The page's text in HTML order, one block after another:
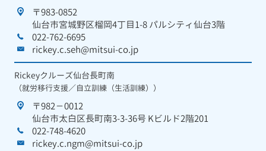
〒983-0852
仙台市宮城野区榴岡4丁目1-8 パルシティ仙台3階
022-762-6695
rickey.c.seh@mitsui-co.jp
Rickeyクルーズ仙台長町南
（就労移行支援／自立訓練（生活訓練））
〒982－0012
仙台市太白区長町南3-3-36号 Kビルド2階201
022-748-4620
rickey.c.ngm@mitsui-co.jp